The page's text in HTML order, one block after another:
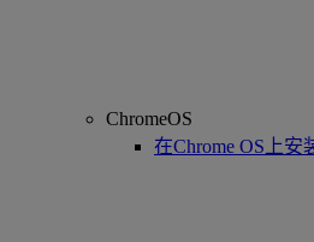
ChromeOS
在Chrome OS上安